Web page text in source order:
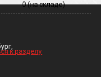
0(на складе)
к разделу